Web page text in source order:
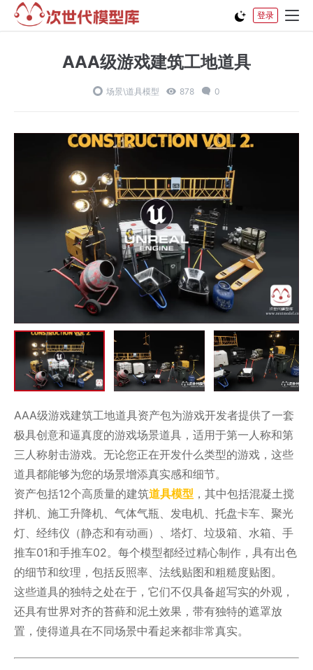
登录
AAA级游戏建筑工地道具
场景\道具模型 878 0
AAA级游戏建筑工地道具资产包为游戏开发者提供了一套
极具创意和逼真度的游戏场景道具，适用于第一人称和第
三人称射击游戏。无论您正在开发什么类型的游戏，这些
道具都能够为您的场景增添真实感和细节。
资产包括12个高质量的建筑道具模型 ，其中包括混凝土搅
拌机、施工升降机、气体气瓶、发电机、托盘卡车、聚光
灯、经纬仪（静态和有动画）、塔灯、垃圾箱、水箱、手
推车01和手推车02。每个模型都经过精心制作，具有出色
的细节和纹理，包括反照率、法线贴图和粗糙度贴图。
这些道具的独特之处在于，它们不仅具备超写实的外观，
还具有世界对齐的苔藓和泥土效果，带有独特的遮罩放
置，使得道具在不同场景中看起来都非常真实。